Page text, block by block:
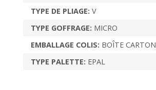
TYPE DE PLIAGE: V
TYPE GOFFRAGE: MICRO
EMBALLAGE COLIS: BOÎTE CARTON
TYPE PALETTE: EPAL